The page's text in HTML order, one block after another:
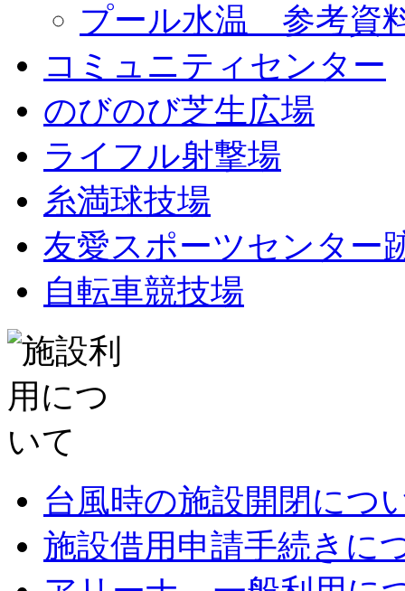
プール水温 参考資
コミュニティセンター
のびのび芝生広場
ライフル射撃場
糸満球技場
友愛スポーツセンター
自転車競技場
台風時の施設開閉につ
施設借用申請手続きに